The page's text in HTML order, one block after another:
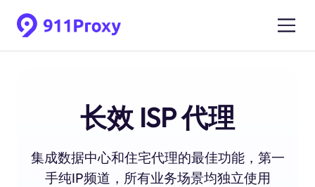
长效 ISP 代理
集成数据中心和住宅代理的最佳功能，第一
手纯IP频道，所有业务场景均独立使用